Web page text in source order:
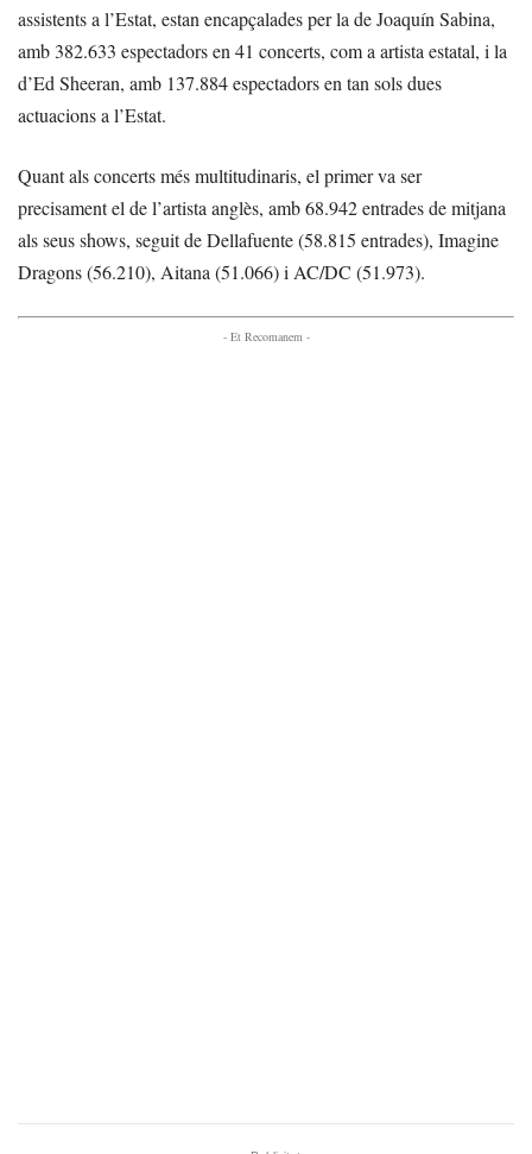
assistents a l’Estat, estan encapçalades per la de Joaquín Sabina,
amb 382.633 espectadors en 41 concerts, com a artista estatal, i la
d’Ed Sheeran, amb 137.884 espectadors en tan sols dues
actuacions a l’Estat.
Quant als concerts més multitudinaris, el primer va ser
precisament el de l’artista anglès, amb 68.942 entrades de mitjana
als seus shows, seguit de Dellafuente (58.815 entrades), Imagine
Dragons (56.210), Aitana (51.066) i AC/DC (51.973).
- Et Recomanem -